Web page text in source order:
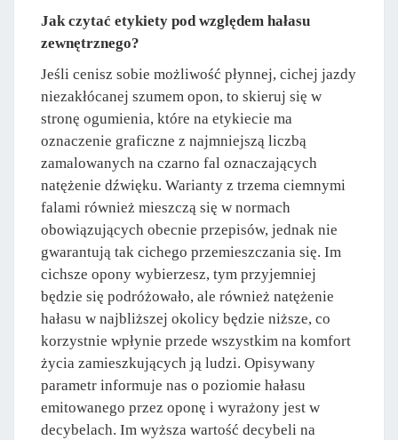
Jak czytać etykiety pod względem hałasu
zewnętrznego?
Jeśli cenisz sobie możliwość płynnej, cichej jazdy
niezakłócanej szumem opon, to skieruj się w
stronę ogumienia, które na etykiecie ma
oznaczenie graficzne z najmniejszą liczbą
zamalowanych na czarno fal oznaczających
natężenie dźwięku. Warianty z trzema ciemnymi
falami również mieszczą się w normach
obowiązujących obecnie przepisów, jednak nie
gwarantują tak cichego przemieszczania się. Im
cichsze opony wybierzesz, tym przyjemniej
będzie się podróżowało, ale również natężenie
hałasu w najbliższej okolicy będzie niższe, co
korzystnie wpłynie przede wszystkim na komfort
życia zamieszkujących ją ludzi. Opisywany
parametr informuje nas o poziomie hałasu
emitowanego przez oponę i wyrażony jest w
decybelach. Im wyższa wartość decybeli na